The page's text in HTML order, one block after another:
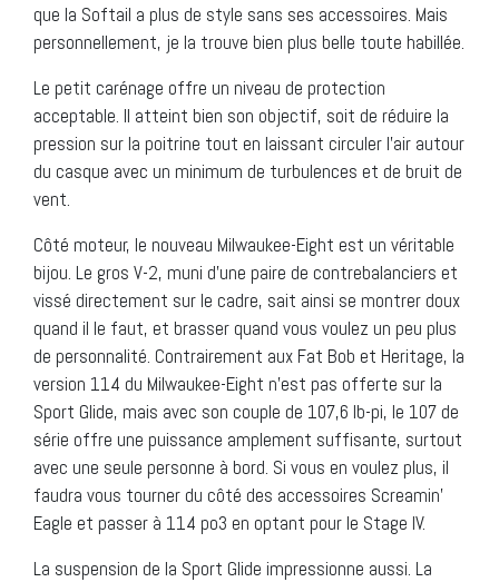
que la Softail a plus de style sans ses accessoires. Mais
personnellement, je la trouve bien plus belle toute habillée.
Le petit carénage offre un niveau de protection
acceptable. Il atteint bien son objectif, soit de réduire la
pression sur la poitrine tout en laissant circuler l’air autour
du casque avec un minimum de turbulences et de bruit de
vent.
Côté moteur, le nouveau Milwaukee-Eight est un véritable
bijou. Le gros V-2, muni d’une paire de contrebalanciers et
vissé directement sur le cadre, sait ainsi se montrer doux
quand il le faut, et brasser quand vous voulez un peu plus
de personnalité. Contrairement aux Fat Bob et Heritage, la
version 114 du Milwaukee-Eight n’est pas offerte sur la
Sport Glide, mais avec son couple de 107,6 lb-pi, le 107 de
série offre une puissance amplement suffisante, surtout
avec une seule personne à bord. Si vous en voulez plus, il
faudra vous tourner du côté des accessoires Screamin’
Eagle et passer à 114 po3 en optant pour le Stage IV.
La suspension de la Sport Glide impressionne aussi. La